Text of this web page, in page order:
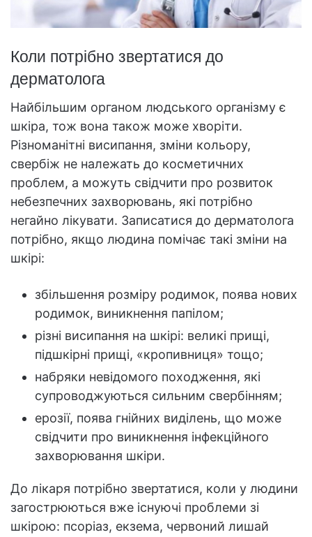
Коли потрібно звертатися до
дерматолога
Найбільшим органом людського організму є
шкіра, тож вона також може хворіти.
Різноманітні висипання, зміни кольору,
свербіж не належать до косметичних
проблем, а можуть свідчити про розвиток
небезпечних захворювань, які потрібно
негайно лікувати. Записатися до дерматолога
потрібно, якщо людина помічає такі зміни на
шкірі:
збільшення розміру родимок, поява нових
родимок, виникнення папілом;
різні висипання на шкірі: великі прищі,
підшкірні прищі, «кропивниця» тощо;
набряки невідомого походження, які
супроводжуються сильним свербінням;
ерозії, поява гнійних виділень, що може
свідчити про виникнення інфекційного
захворювання шкіри.
До лікаря потрібно звертатися, коли у людини
загострюються вже існуючі проблеми зі
шкірою: псоріаз, екзема, червоний лишай